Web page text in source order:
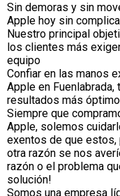
Sin demoras y sin
Apple hoy sin
Nuestro principal
los clientes más
equipo
Confiar en las manos
Apple en Fuenlabrada,
resultados más
Siempre que
Apple, solemos
exentos de que estos,
otra razón se nos
razón o el problema
solución!
Somos una empresa